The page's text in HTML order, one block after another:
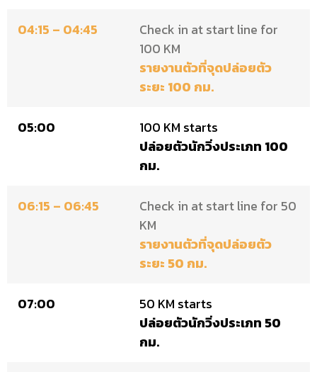
04:15 – 04:45
Check in at start line for
100 KM
รายงานตัวที่จุดปล่อยตัว
ระยะ 100 กม.
05:00
100 KM starts
ปล่อยตัวนักวิ่งประเภท 100
กม.
06:15 – 06:45
Check in at start line for 50
KM
รายงานตัวที่จุดปล่อยตัว
ระยะ 50 กม.
07:00
50 KM starts
ปล่อยตัวนักวิ่งประเภท 50
กม.